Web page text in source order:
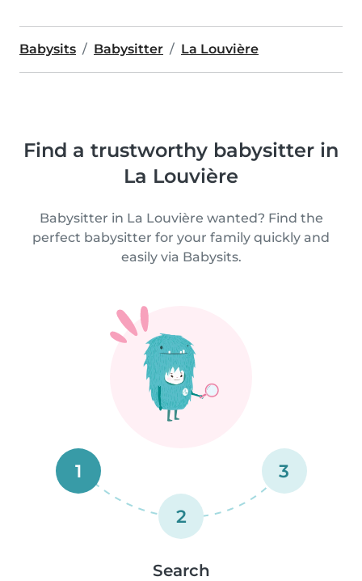
Babysits Babysitter La Louvière
Find a trustworthy babysitter in
La Louvière
Babysitter in La Louvière wanted? Find the
perfect babysitter for your family quickly and
easily via Babysits.
1
2
3
Search